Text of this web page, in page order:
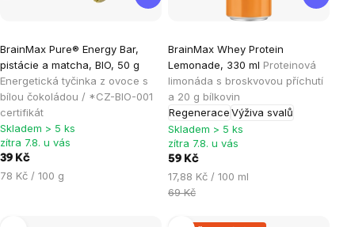
BrainMax Pure® Energy Bar,
pistácie a matcha, BIO, 50 g
Energetická tyčinka z ovoce s
bílou čokoládou / *CZ-BIO-001
certifikát
hodnocení
produktu
je
5,0
z
5
hvězdiček.
Skladem > 5 ks
zítra 7.8. u vás
39 Kč
Měrná
78 Kč / 100 g
BrainMax Whey Protein
Lemonade, 330 ml Proteinová
limonáda s broskvovou příchutí
a 20 g bílkovin
RegeneraceVýživa svalů
hodnocení
produktu
je
4,8
z
5
hvězdiček.
Skladem > 5 ks
zítra 7.8. u vás
59 Kč
Měrná
cena:
17,88 Kč / 100 ml
69 Kč